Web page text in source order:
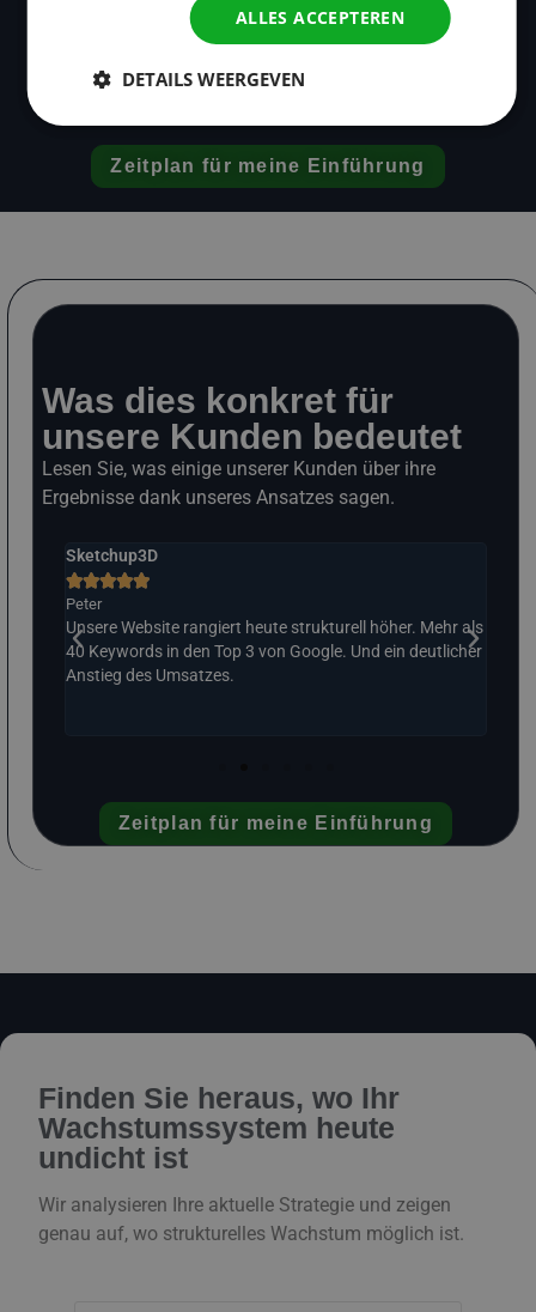
Zeitplan für meine Einführung
Was dies konkret für
unsere Kunden bedeutet
Lesen Sie, was einige unserer Kunden über ihre
Ergebnisse dank unseres Ansatzes sagen.
Sketchup3D

Peter
Unsere Website rangiert heute strukturell höher. Mehr als
40 Keywords in den Top 3 von Google. Und ein deutlicher
Anstieg des Umsatzes.
Zeitplan für meine Einführung
Finden Sie heraus, wo Ihr
Wachstumssystem heute
undicht ist
Wir analysieren Ihre aktuelle Strategie und zeigen
genau auf, wo strukturelles Wachstum möglich ist.
ALLES ACCEPTEREN
DETAILS WEERGEVEN